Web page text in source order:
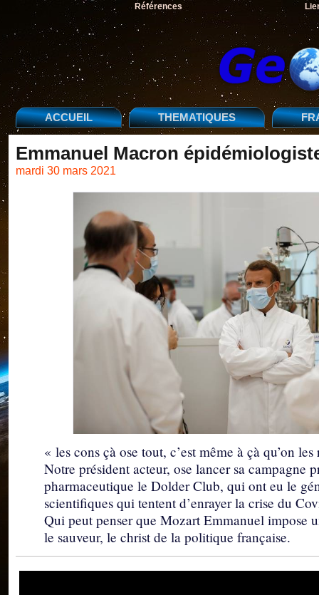
Références
ACCUEIL THEMATIQUES
Emmanuel Macron
mardi 30 mars 2021
« les cons çà ose tout, c’est même à çà qu’on
Notre président acteur, ose lancer sa campagne
pharmaceutique le Dolder Club, qui ont eu le
scientifiques qui tentent d’enrayer la crise du
Qui peut penser que Mozart Emmanuel impose
le sauveur, le christ de la politique française.